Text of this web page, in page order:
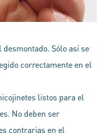
Sólo así se
correctamente en el
listos para el
No deben ser
contrarias en el